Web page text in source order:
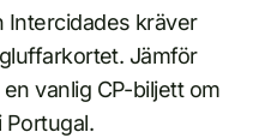
Intercidades kräver
Jämför
vanlig CP-biljett om
Portugal.